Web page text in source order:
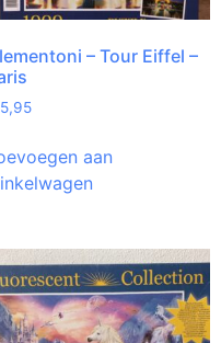
– Tour Eiffel –
5,95
aan